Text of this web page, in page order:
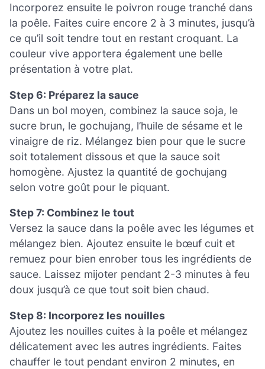
Incorporez ensuite le poivron rouge tranché dans
la poêle. Faites cuire encore 2 à 3 minutes, jusqu’à
ce qu’il soit tendre tout en restant croquant. La
couleur vive apportera également une belle
présentation à votre plat.
Step 6: Préparez la sauce
Dans un bol moyen, combinez la sauce soja, le
sucre brun, le gochujang, l’huile de sésame et le
vinaigre de riz. Mélangez bien pour que le sucre
soit totalement dissous et que la sauce soit
homogène. Ajustez la quantité de gochujang
selon votre goût pour le piquant.
Step 7: Combinez le tout
Versez la sauce dans la poêle avec les légumes et
mélangez bien. Ajoutez ensuite le bœuf cuit et
remuez pour bien enrober tous les ingrédients de
sauce. Laissez mijoter pendant 2-3 minutes à feu
doux jusqu’à ce que tout soit bien chaud.
Step 8: Incorporez les nouilles
Ajoutez les nouilles cuites à la poêle et mélangez
délicatement avec les autres ingrédients. Faites
chauffer le tout pendant environ 2 minutes, en